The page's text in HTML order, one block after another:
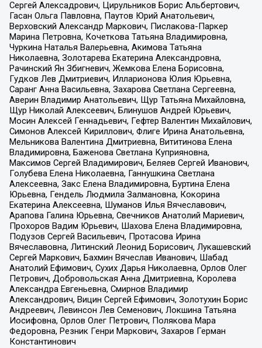
Сергей Алексадрович, Цирульников Борис Альбертович,
Гасан Ольга Павловна, Паутов Юрий Анатольевич,
Верховский Александр Маркович, Пислакова-Паркер
Марина Петровна, Кочеткова Татьяна Владимировна,
Чуркина Наталья Валерьевна, Акимова Татьяна
Николаевна, Золотарева Екатерина Александровна,
Рачинский Ян Збигневич, Жемкова Елена Борисовна,
Гудков Лев Дмитриевич, Илларионова Юлия Юрьевна,
Саранг Анна Васильевна, Захарова Светлана Сергеевна,
Аверин Владимир Анатольевич, Щур Татьяна Михайловна,
Щур Николай Алексеевич, Блинушов Андрей Юрьевич,
Мосин Алексей Геннадьевич, Гефтер Валентин Михайлович,
Симонов Алексей Кириллович, Флиге Ирина Анатольевна,
Мельникова Валентина Дмитриевна, Вититинова Елена
Владимировна, Баженова Светлана Куприяновна,
Максимов Сергей Владимирович, Беляев Сергей Иванович,
Голубева Елена Николаевна, Ганнушкина Светлана
Алексеевна, Закс Елена Владимировна, Буртина Елена
Юрьевна, Гендель Людмила Залмановна, Кокорина
Екатерина Алексеевна, Шуманов Илья Вячеславович,
Арапова Галина Юрьевна, Свечников Анатолий Мариевич,
Прохоров Вадим Юрьевич, Шахова Елена Владимировна,
Подузов Сергей Васильевич, Протасова Ирина
Вячеславовна, Литинский Леонид Борисович, Лукашевский
Сергей Маркович, Бахмин Вячеслав Иванович, Шабад
Анатолий Ефимович, Сухих Дарья Николаевна, Орлов Олег
Петрович, Добровольская Анна Дмитриевна, Королева
Александра Евгеньевна, Смирнов Владимир
Александрович, Вицин Сергей Ефимович, Золотухин Борис
Андреевич, Левинсон Лев Семенович, Локшина Татьяна
Иосифовна, Орлов Олег Петрович, Полякова Мара
Федоровна, Резник Генри Маркович, Захаров Герман
Константинович